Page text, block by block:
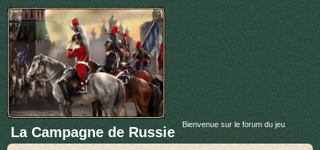
La Campagne de Russie Bienvenue sur le forum du jeu